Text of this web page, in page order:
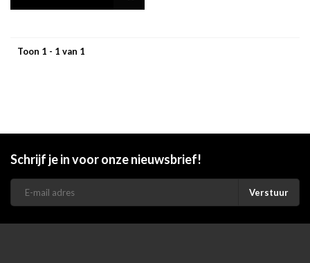
Toon 1 - 1 van 1
Schrijf je in voor onze nieuwsbrief!
Verstuur